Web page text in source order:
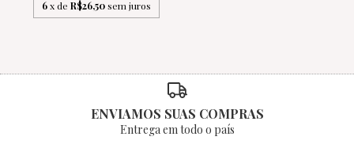
6x de R$26,50sem juros
ENVIAMOS SUAS COMPRAS
Entrega em todo o país